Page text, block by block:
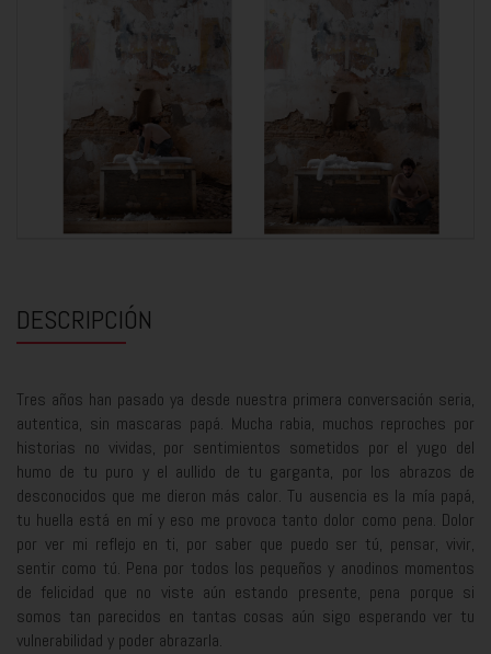
DESCRIPCIÓN
Tres años han pasado ya desde nuestra primera conversación seria,
autentica, sin mascaras papá. Mucha rabia, muchos reproches por
historias no vividas, por sentimientos sometidos por el yugo del
humo de tu puro y el aullido de tu garganta, por los abrazos de
desconocidos que me dieron más calor. Tu ausencia es la mía papá,
tu huella está en mí y eso me provoca tanto dolor como pena. Dolor
por ver mi reflejo en ti, por saber que puedo ser tú, pensar, vivir,
sentir como tú. Pena por todos los pequeños y anodinos momentos
de felicidad que no viste aún estando presente, pena porque si
somos tan parecidos en tantas cosas aún sigo esperando ver tu
vulnerabilidad y poder abrazarla.